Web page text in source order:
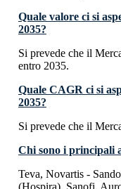
Quale valore ci si
2035?
Si prevede che il
entro 2035.
Quale CAGR ci si
2035?
Si prevede che il
Chi sono i principali
Teva, Novartis -
(Hospira), Sanofi,